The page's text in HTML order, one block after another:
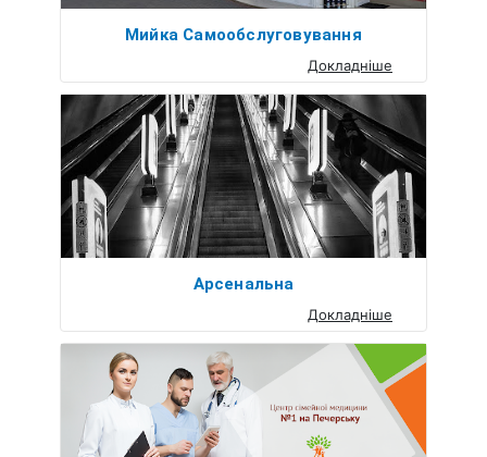
Мийка Самообслуговування
Докладніше
Арсенальна
Докладніше